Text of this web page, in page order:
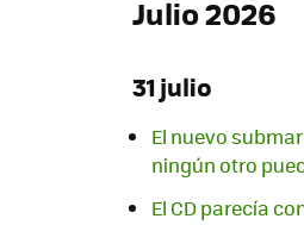
Julio 2026
31 julio
El nuevo
ningún otro
El CD parecía